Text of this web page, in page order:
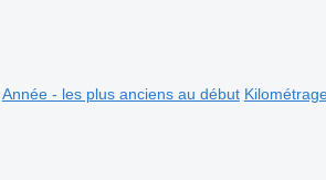
Année - les plus anciens au début